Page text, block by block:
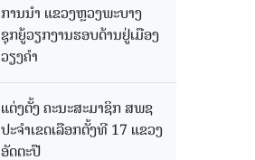
ການນຳ ແຂວງຫຼວງພະບາງ
ຊຸກຍູ້ວຽກງານຮອບດ້ານຢູ່ເມືອງ
ວຽງຄໍາ
ແຕ່ງຕັ້ງ ຄະນະສະມາຊິກ ສພຊ
ປະຈຳເຂດເລືອກຕັ້ງທີ 17 ແຂວງ
ອັດຕະປື